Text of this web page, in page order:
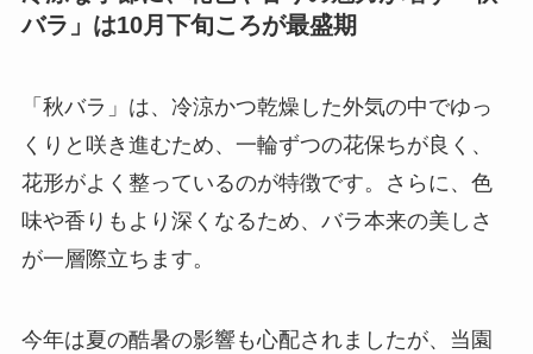
バラ」は10月下旬ころが最盛期
「秋バラ」は、冷涼かつ乾燥した外気の中でゆっ
くりと咲き進むため、一輪ずつの花保ちが良く、
花形がよく整っているのが特徴です。さらに、色
味や香りもより深くなるため、バラ本来の美しさ
が一層際立ちます。
今年は夏の酷暑の影響も心配されましたが、当園